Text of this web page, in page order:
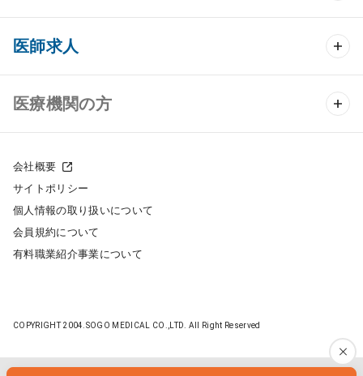
クリニック開業 TOP
クリニック物件検索
クリニックの開業スタイル
クリニック開業までの流れ
開業支援事例
医師求人
医師求人 TOP
常勤求人検索
非常勤求人検索
スポット求人検索
転職ノウハウ
医療機関の方
採用をお考えの医療機関の方
会社概要
サイトポリシー
個人情報の取り扱いについて
会員規約について
有料職業紹介事業について
COPYRIGHT 2004.SOGO MEDICAL CO.,LTD. All Right Reserved